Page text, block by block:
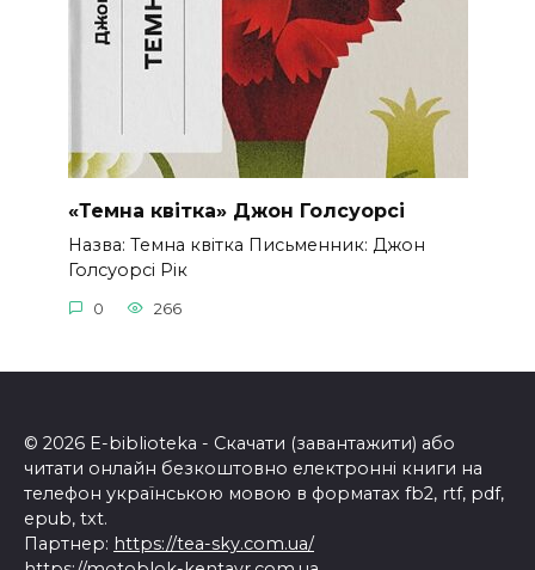
«Темна квітка» Джон Голсуорсі
Назва: Темна квітка Письменник: Джон
Голсуорсі Рік
0 266
© 2026 E-biblioteka - Скачати (завантажити) або
читати онлайн безкоштовно електронні книги на
телефон українською мовою в форматах fb2, rtf, pdf,
epub, txt.
Партнер: https://tea-sky.com.ua/